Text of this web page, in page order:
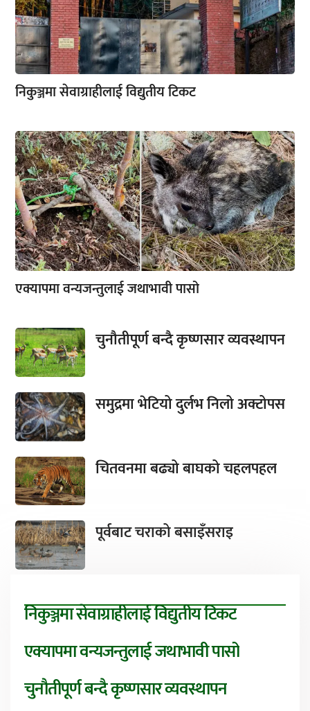
निकुञ्जमा सेवाग्राहीलाई विद्युतीय टिकट
एक्यापमा वन्यजन्तुलाई जथाभावी पासो
चुनौतीपूर्ण बन्दै कृष्णसार व्यवस्थापन
समुद्रमा भेटियो दुर्लभ निलो अक्टोपस
चितवनमा बढ्यो बाघको चहलपहल
पूर्वबाट चराको बसाइँसराइ
निकुञ्जमा सेवाग्राहीलाई विद्युतीय टिकट
एक्यापमा वन्यजन्तुलाई जथाभावी पासो
चुनौतीपूर्ण बन्दै कृष्णसार व्यवस्थापन